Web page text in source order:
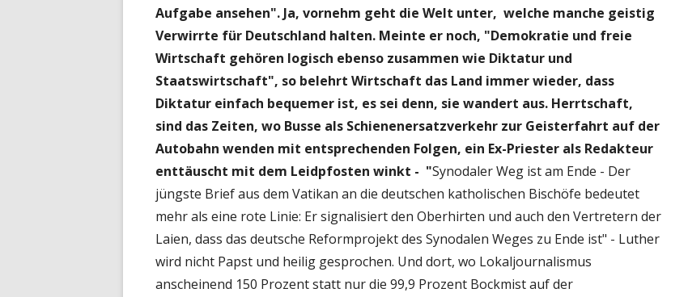
Aufgabe ansehen". Ja, vornehm geht die Welt unter, welche manche geistig
Verwirrte für Deutschland halten. Meinte er noch, "Demokratie und freie
Wirtschaft gehören logisch ebenso zusammen wie Diktatur und
Staatswirtschaft", so belehrt Wirtschaft das Land immer wieder, dass
Diktatur einfach bequemer ist, es sei denn, sie wandert aus. Herrtschaft,
sind das Zeiten, wo Busse als Schienenersatzverkehr zur Geisterfahrt auf der
Autobahn wenden mit entsprechenden Folgen, ein Ex-Priester als Redakteur
enttäuscht mit dem Leidpfosten winkt - "Synodaler Weg ist am Ende - Der
jüngste Brief aus dem Vatikan an die deutschen katholischen Bischöfe bedeutet
mehr als eine rote Linie: Er signalisiert den Oberhirten und auch den Vertretern der
Laien, dass das deutsche Reformprojekt des Synodalen Weges zu Ende ist" - Luther
wird nicht Papst und heilig gesprochen. Und dort, wo Lokaljournalismus
anscheinend 150 Prozent statt nur die 99,9 Prozent Bockmist auf der